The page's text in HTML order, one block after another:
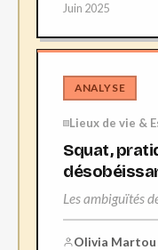
Juin 2025
ANALYSE
Lieux de vie &
Squat,
Les ambiguïtés
Olivia Martou